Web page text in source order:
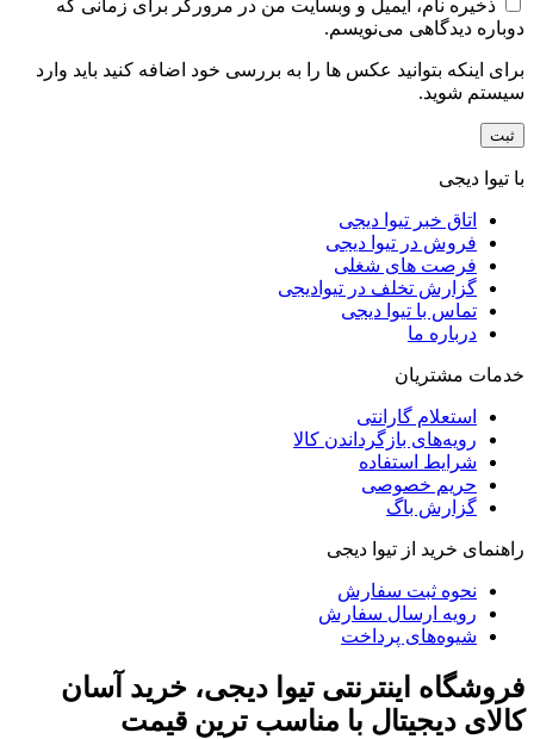
ذخیره نام، ایمیل و وبسایت من در مرورگر برای زمانی که
دوباره دیدگاهی می‌نویسم.
برای اینکه بتوانید عکس ها را به بررسی خود اضافه کنید باید وارد
سیستم شوید.
با تیوا دیجی
اتاق خبر تیوا دیجی
فروش در تیوا دیجی
فرصت های شغلی
گزارش تخلف در تیوادیجی
تماس با تیوا دیجی
درباره ما
خدمات مشتریان
استعلام گارانتی
رویه‌های بازگرداندن کالا
شرایط استفاده
حریم خصوصی
گزارش باگ
راهنمای خرید از تیوا دیجی
نحوه ثبت سفارش
رویه ارسال سفارش
شیوه‌های پرداخت
فروشگاه اینترنتی تیوا دیجی، خرید آسان
کالای دیجیتال با مناسب ترین قیمت